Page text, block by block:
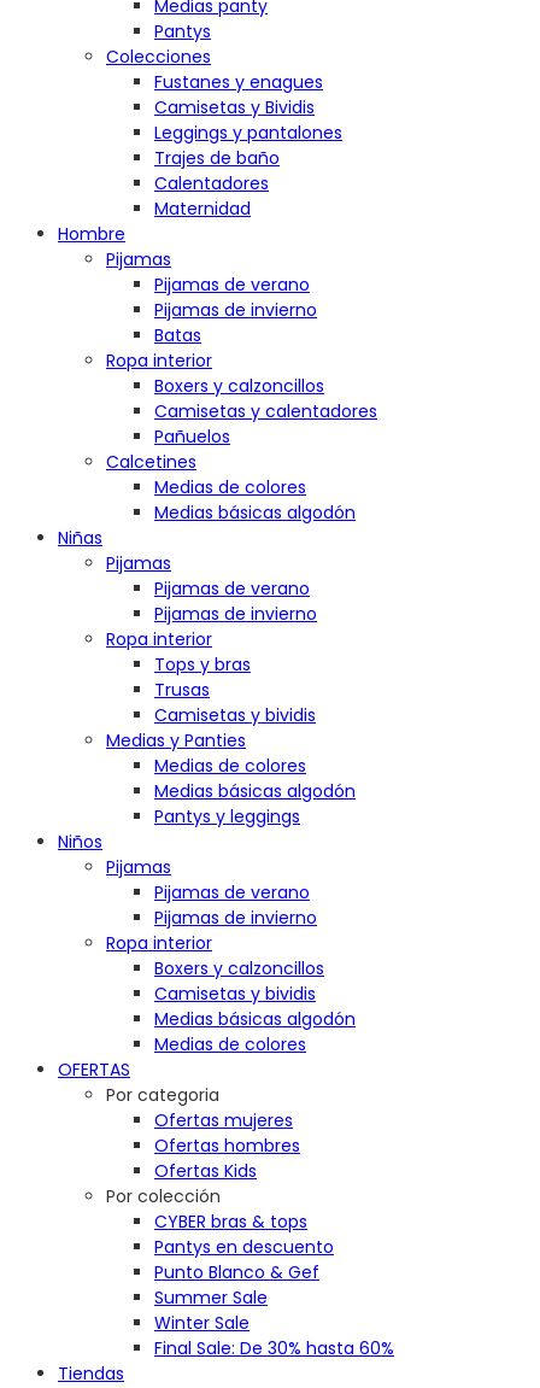
Medias panty
Pantys
Colecciones
Fustanes y enagues
Camisetas y Bividis
Leggings y pantalones
Trajes de baño
Calentadores
Maternidad
Hombre
Pijamas
Pijamas de verano
Pijamas de invierno
Batas
Ropa interior
Boxers y calzoncillos
Camisetas y calentadores
Pañuelos
Calcetines
Medias de colores
Medias básicas algodón
Niñas
Pijamas
Pijamas de verano
Pijamas de invierno
Ropa interior
Tops y bras
Trusas
Camisetas y bividis
Medias y Panties
Medias de colores
Medias básicas algodón
Pantys y leggings
Niños
Pijamas
Pijamas de verano
Pijamas de invierno
Ropa interior
Boxers y calzoncillos
Camisetas y bividis
Medias básicas algodón
Medias de colores
OFERTAS
Por categoria
Ofertas mujeres
Ofertas hombres
Ofertas Kids
Por colección
CYBER bras & tops
Pantys en descuento
Punto Blanco & Gef
Summer Sale
Winter Sale
Final Sale: De 30% hasta 60%
Tiendas